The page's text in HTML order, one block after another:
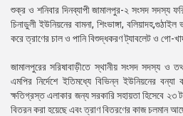
শুক্র ও শনিবার দিনব্যাপী জামালপুর-২ সংসদ সদস্য
চিনাডুলী ইউনিয়নের বামনা, শিংভাঙ্গা,
করে ত্রাণের চাল ও পানি বিশুদ্ধকরণ ট্যাবলেট ও গো-
জামালপুরের সরিষাবাড়ীতে স্থানীয় সংসদ সদস্য ও
এমপির নির্দেশে ইতিমধ্যে বিভিন্ন ইউনিয়নের বন্যা
ক্ষতিগ্রস্ত এলাকার জন্য সরকারি সহায়তা হিসেবে ২৩
বিতরন করা হয়েছে এবং ত্রাণ বিতরণের কাজ চলমান